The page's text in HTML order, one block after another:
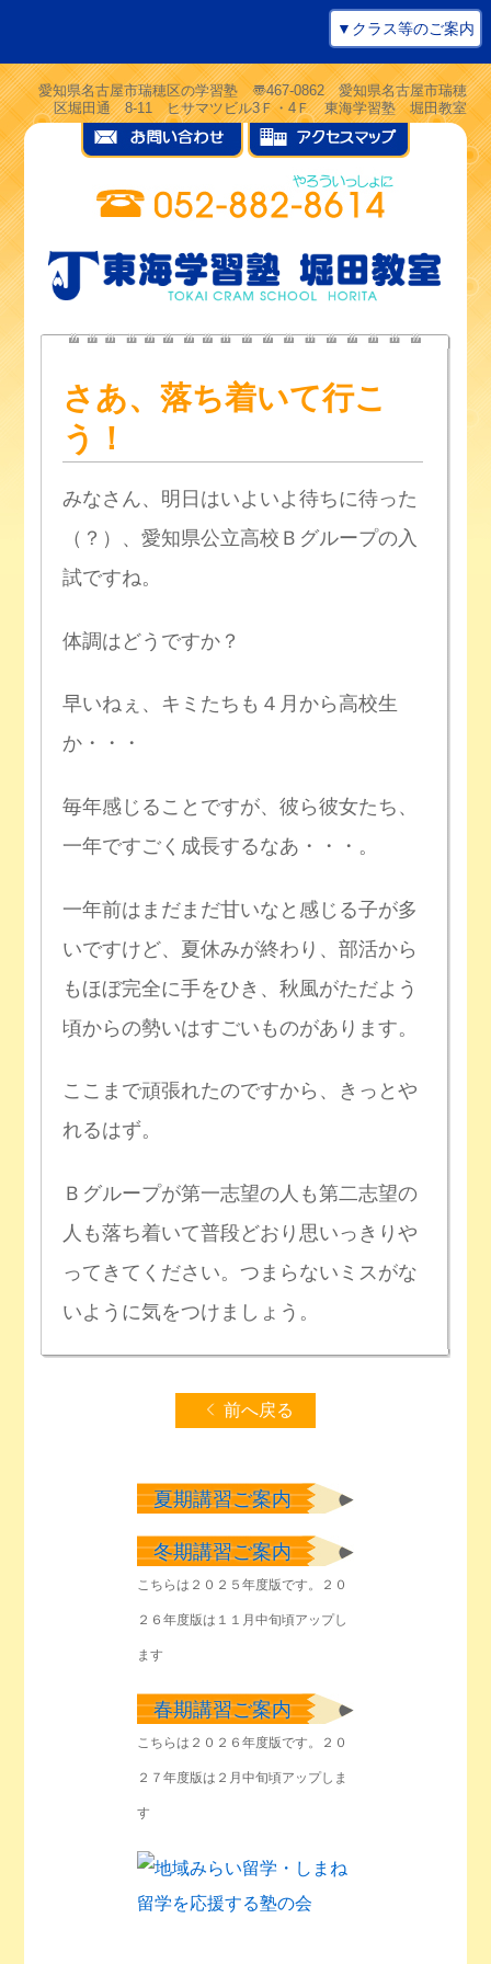
▼クラス等のご案内
愛知県名古屋市瑞穂区の学習塾 〠467-0862 愛知県名古屋市瑞穂
区堀田通 8-11 ヒサマツビル3Ｆ・4Ｆ 東海学習塾 堀田教室
さあ、落ち着いて行こ
う！
みなさん、明日はいよいよ待ちに待った
（？）、愛知県公立高校Ｂグループの入
試ですね。
体調はどうですか？
早いねぇ、キミたちも４月から高校生
か・・・
毎年感じることですが、彼ら彼女たち、
一年ですごく成長するなあ・・・。
一年前はまだまだ甘いなと感じる子が多
いですけど、夏休みが終わり、部活から
もほぼ完全に手をひき、秋風がただよう
頃からの勢いはすごいものがあります。
ここまで頑張れたのですから、きっとや
れるはず。
Ｂグループが第一志望の人も第二志望の
人も落ち着いて普段どおり思いっきりや
ってきてください。つまらないミスがな
いように気をつけましょう。
前へ戻る
夏期講習ご案内
冬期講習ご案内
こちらは２０２５年度版です。２０
２６年度版は１１月中旬頃アップし
ます
春期講習ご案内
こちらは２０２６年度版です。２０
２７年度版は２月中旬頃アップしま
す